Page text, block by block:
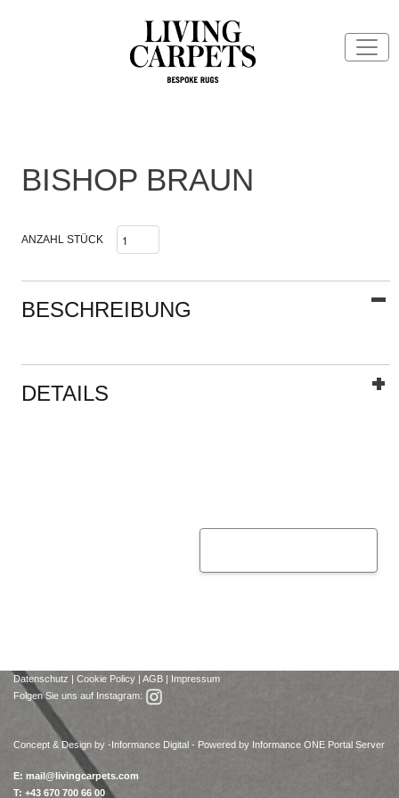
BISHOP BRAUN
ANZAHL STÜCK
BESCHREIBUNG
DETAILS
Datenschutz | Cookie Policy | AGB | Impressum
Folgen Sie uns auf Instagram:
Concept & Design by -Informance Digital - Powered by Informance ONE Portal Server
E: mail@livingcarpets.com
T: +43 670 700 66 00